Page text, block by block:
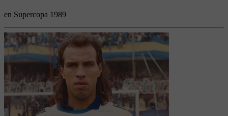
en Supercopa 1989